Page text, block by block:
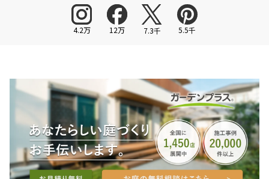
4.2万 12万 7.3千 5.5千